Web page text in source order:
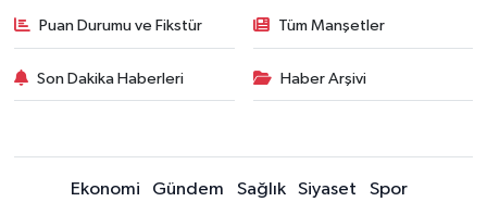
Puan Durumu ve Fikstür Tüm Manşetler
Son Dakika Haberleri Haber Arşivi
Ekonomi Gündem Sağlık Siyaset Spor